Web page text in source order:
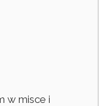
w misce i